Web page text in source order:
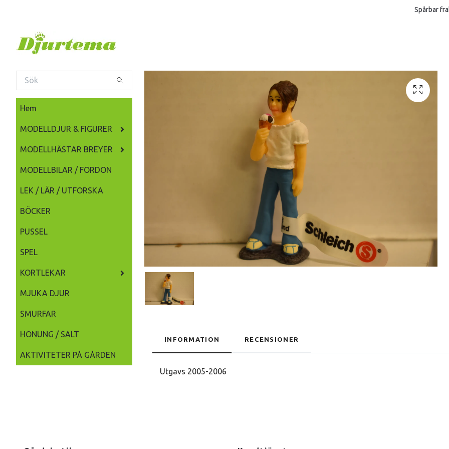
Spårbar
Hem
MODELLDJUR & FIGURER
MODELLHÄSTAR BREYER
MODELLBILAR / FORDON
LEK / LÄR / UTFORSKA
BÖCKER
PUSSEL
SPEL
KORTLEKAR
MJUKA DJUR
SMURFAR
HONUNG / SALT
AKTIVITETER PÅ GÅRDEN
INFORMATION RECENSIONER
Utgavs 2005-2006